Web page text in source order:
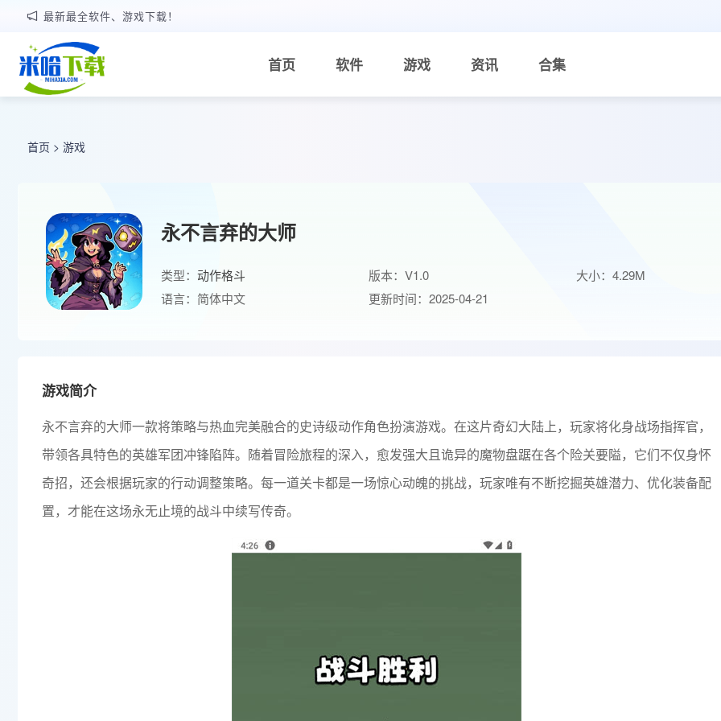
最新最全软件、游戏下载！
首页 软件 游戏 资讯 合集
首页 > 游戏
永不言弃的大师
类型： 动作格斗 版本：V1.0
大小：4.29M
语言：简体中文
更新时间：2025-04-21
游戏简介
永不言弃的大师一款将策略与热血完美融合的史诗级动作角色扮演游戏。在这片奇幻大陆上，玩家将化身战场指挥官，
带领各具特色的英雄军团冲锋陷阵。随着冒险旅程的深入，愈发强大且诡异的魔物盘踞在各个险关要隘，它们不仅身怀
奇招，还会根据玩家的行动调整策略。每一道关卡都是一场惊心动魄的挑战，玩家唯有不断挖掘英雄潜力、优化装备配
置，才能在这场永无止境的战斗中续写传奇。